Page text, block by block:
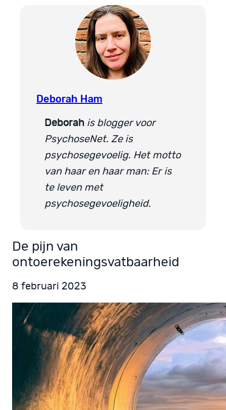
Deborah Ham
Deborah is blogger voor
PsychoseNet. Ze is
psychosegevoelig. Het motto
van haar en haar man: Er is
te leven met
psychosegevoeligheid.
De pijn van
ontoerekeningsvatbaarheid
8 februari 2023